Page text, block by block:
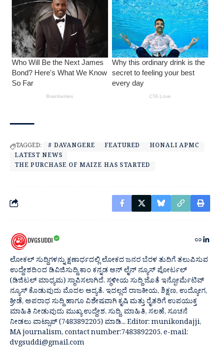
TAGGED: # DAVANGERE FEATURED
HONALI APMC
LATEST NEWS
THE PURCHASE OF MAIZE HAS STARTED
DVGSUDDI
ಲೋಕಲ್ ಸುದ್ದಿಗಳನ್ನು ಕ್ಷಣಾರ್ಧದಲ್ಲಿ ಲೋಕದ ಜನರ ಬೆರಳ ತುದಿಗೆ ತಲುಪಿಸುವ
ಉದ್ದೇಶದಿಂದ ಡಿವಿಜಿಸುದ್ದಿ.ಕಾಂ ಕನ್ನಡ ಆನ್ ಲೈನ್ ನ್ಯೂಸ್ ಪೋರ್ಟಲ್
(ಡಿಜಿಟಲ್ ಮಾಧ್ಯಮ) ಸ್ಥಾಪಿಸಲಾಗಿದೆ. ಸ್ಥಳೀಯ ಸುದ್ದಿ ಜೊತೆ ಇನ್ಫೋರ್ಮೆಟಿವ್
ನ್ಯೂಸ್ ಕೊಡುವುದು ಮೊದಲ ಆದ್ಯತೆ. ಇದಲ್ಲದೆ ರಾಜಕೀಯ, ಶಿಕ್ಷಣ, ಉದ್ಯೋಗ,
ಕ್ರೀಡೆ, ಅಪರಾಧ ಸುದ್ದಿ ಹಾಗೂ ವಿಶೇಷವಾಗಿ ಕೃಷಿ ಮತ್ತು ರೈತರಿಗೆ ಉಪಯುಕ್ತ
ಮಾಹಿತಿ ನೀಡುವುದು ಮುಖ್ಯ ಉದ್ದೇಶ. ಸುದ್ದಿ, ಮಾಹಿತಿ, ಸಲಹೆ, ಸೂಚನೆ
ನೀಡಲು ವಾಟ್ಸಾಪ್ (7483892205) ಮಾಡಿ... Editor: munikondajji,
MA journalism, contact number:7483892205, e-mail:
dvgsuddi@gmail.com